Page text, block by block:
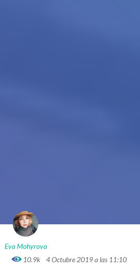
Eva Mohyrova
10.9k
4 Octubre 2019 a las 11:10